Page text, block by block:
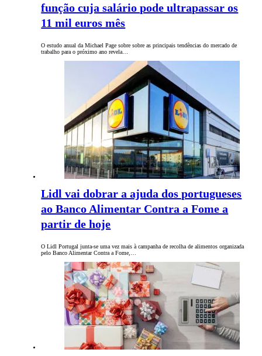
função cuja salário pode ultrapassar os
11 mil euros mês
O estudo anual da Michael Page sobre sobre as principais tendências do mercado de
trabalho para o próximo ano revela…
Lidl vai dobrar a ajuda dos portugueses
ao Banco Alimentar Contra a Fome a
partir de hoje
O Lidl Portugal junta-se uma vez mais à campanha de recolha de alimentos organizada
pelo Banco Alimentar Contra a Fome,…